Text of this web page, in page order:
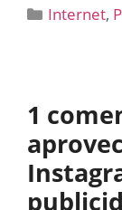
Categorías
Internet,
1